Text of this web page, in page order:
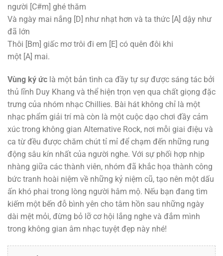
người [C#m] ghé thăm
Và ngày mai nắng [D] như nhạt hơn và ta thức [A] dậy như
đã lớn
Thôi [Bm] giấc mơ trôi đi em [E] có quên đôi khi
một [A] mai.
Vùng ký ức là một bản tình ca đầy tự sự được sáng tác bởi
thủ lĩnh Duy Khang và thể hiện trọn vẹn qua chất giọng đặc
trưng của nhóm nhạc Chillies. Bài hát không chỉ là một
nhạc phẩm giải trí mà còn là một cuộc dạo chơi đầy cảm
xúc trong không gian Alternative Rock, nơi mỗi giai điệu và
ca từ đều được chăm chút tỉ mỉ để chạm đến những rung
động sâu kín nhất của người nghe. Với sự phối hợp nhịp
nhàng giữa các thành viên, nhóm đã khắc họa thành công
bức tranh hoài niệm về những kỷ niệm cũ, tạo nên một dấu
ấn khó phai trong lòng người hâm mộ. Nếu bạn đang tìm
kiếm một bến đỗ bình yên cho tâm hồn sau những ngày
dài mệt mỏi, đừng bỏ lỡ cơ hội lắng nghe và đắm mình
trong không gian âm nhạc tuyệt đẹp này nhé!